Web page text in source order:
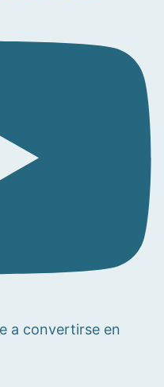
a convertirse en